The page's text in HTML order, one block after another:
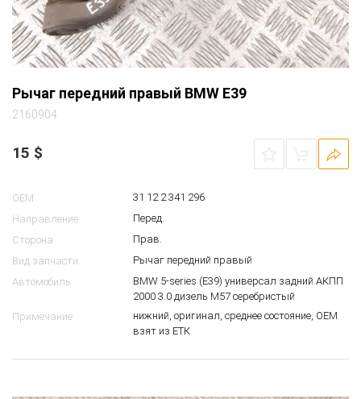
Рычаг передний правый BMW E39
2160904
15 $
OEM
31 12 2 341 296
Направление
Перед.
Сторона
Прав.
Вид запчасти
Рычаг передний правый
Автомобиль
BMW 5-series (E39) универсал задний АКПП
2000 3.0 дизель M57 серебристый
Примечание
нижний, оригинал, среднее состояние, ОЕМ
взят из ЕТК